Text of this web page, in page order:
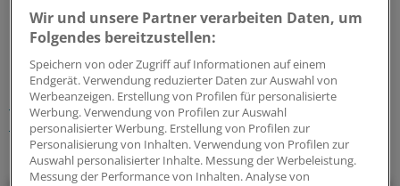
0
Schlagworte:
Rezepte & Co. Regress Bayern Medizinprodukte
Krankenkassen
Ihr Newsletter zum Thema
Wir und unsere Partner verarbeiten Daten, um
Folgendes bereitzustellen:
Speichern von oder Zugriff auf Informationen auf einem
Endgerät. Verwendung reduzierter Daten zur Auswahl von
Werbeanzeigen. Erstellung von Profilen für personalisierte
Werbung. Verwendung von Profilen zur Auswahl
personalisierter Werbung. Erstellung von Profilen zur
Personalisierung von Inhalten. Verwendung von Profilen zur
Auswahl personalisierter Inhalte. Messung der Werbeleistung.
Messung der Performance von Inhalten. Analyse von